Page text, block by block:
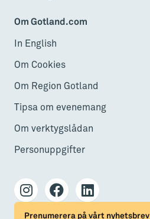
Om Gotland.com
In English
Om Cookies
Om Region Gotland
Tipsa om evenemang
Om verktygslådan
Personuppgifter
Prenumerera på vårt nyhetsbrev